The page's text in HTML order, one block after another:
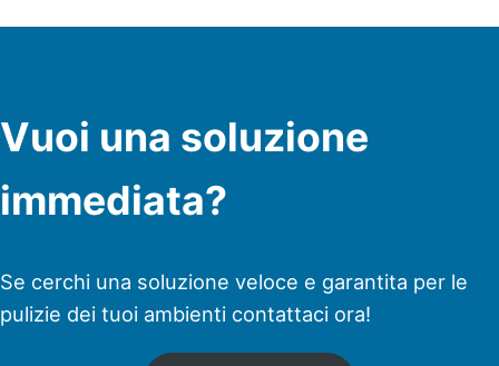
Vuoi una soluzione
immediata?
Se cerchi una soluzione veloce e garantita per le
pulizie dei tuoi ambienti contattaci ora!